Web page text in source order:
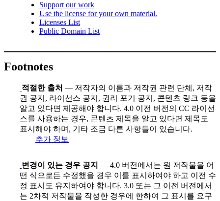
Support our work
Use the license for your own material.
Licenses List
Public Domain List
Footnotes
적절한 출처 — 저작자의 이름과 저작권 관련 단체, 저작
권 공지, 라이선스 공지, 권리 포기 공지, 콘텐츠 링크 등을
알고 있다면 제공해야 합니다. 4.0 이전 버전의 CC 라이선
스를 사용하는 경우, 콘텐츠 제목을 알고 있다면 제목도
표시해야 하며, 기타 조금 다른 사항들이 있습니다.
추가 정보
변경이 있는 경우 공지 — 4.0 버전에서는 원 저작물을 어
떤 식으로든 수정했을 경우 이를 표시하여야 하고 이전 수
정 표시도 유지하여야 합니다. 3.0 또는 그 이전 버전에서
는 2차적 저작물을 작성한 경우에 한하여 그 표시를 요구